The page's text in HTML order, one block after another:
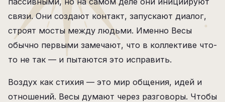
связи. Они создают контакт, запускают диалог,
строят мосты между людьми. Именно Весы
обычно первыми замечают, что в коллективе что-
то не так — и пытаются это исправить.
Воздух как стихия — это мир общения, идей и
отношений. Весы думают через разговоры. Чтобы